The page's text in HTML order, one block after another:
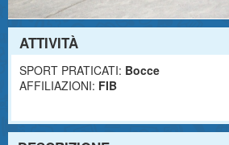
ATTIVITÀ
SPORT PRATICATI: Bocce
AFFILIAZIONI: FIB